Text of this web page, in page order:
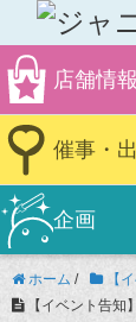
店舗情報
催事・
企画
ホーム / 【
【イベント告